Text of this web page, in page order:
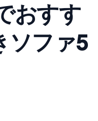
おすす
ソファ5